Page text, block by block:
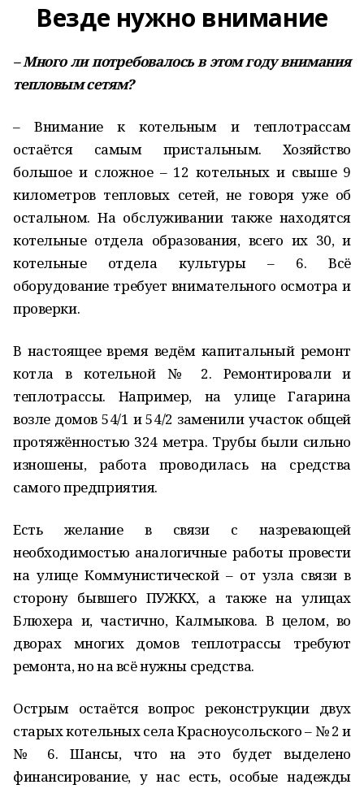
Везде нужно внимание
– Много ли потребовалось в этом году внимания
тепловым сетям?
– Внимание к котельным и теплотрассам
остаётся самым пристальным. Хозяйство
большое и сложное – 12 котельных и свыше 9
километров тепловых сетей, не говоря уже об
остальном. На обслуживании также находятся
котельные отдела образования, всего их 30, и
котельные отдела культуры – 6. Всё
оборудование требует внимательного осмотра и
проверки.
В настоящее время ведём капитальный ремонт
котла в котельной № 2. Ремонтировали и
теплотрассы. Например, на улице Гагарина
возле домов 54/1 и 54/2 заменили участок общей
протяжённостью 324 метра. Трубы были сильно
изношены, работа проводилась на средства
самого предприятия.
Есть желание в связи с назревающей
необходимостью аналогичные работы провести
на улице Коммунистической – от узла связи в
сторону бывшего ПУЖКХ, а также на улицах
Блюхера и, частично, Калмыкова. В целом, во
дворах многих домов теплотрассы требуют
ремонта, но на всё нужны средства.
Острым остаётся вопрос реконструкции двух
старых котельных села Красноусольского – № 2 и
№ 6. Шансы, что на это будет выделено
финансирование, у нас есть, особые надежды